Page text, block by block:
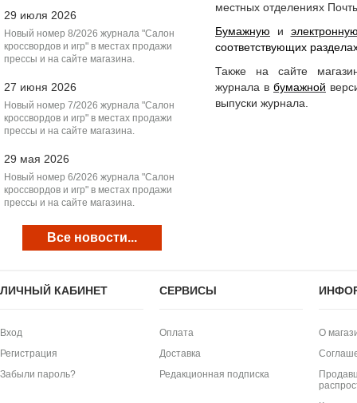
29 июля 2026
Новый номер 8/2026 журнала "Салон
кроссвордов и игр" в местах продажи
прессы и на сайте магазина.
27 июня 2026
Новый номер 7/2026 журнала "Салон
кроссвордов и игр" в местах продажи
прессы и на сайте магазина.
29 мая 2026
Новый номер 6/2026 журнала "Салон
кроссвордов и игр" в местах продажи
прессы и на сайте магазина.
Все новости...
местных отделениях
Бумажную и
соответствующих
Также на сайте
журнала в бумажной
выпуски журнала.
ЛИЧНЫЙ КАБИНЕТ
Вход
Регистрация
Забыли пароль?
СЕРВИСЫ
Оплата
Доставка
Редакционная подписка
О